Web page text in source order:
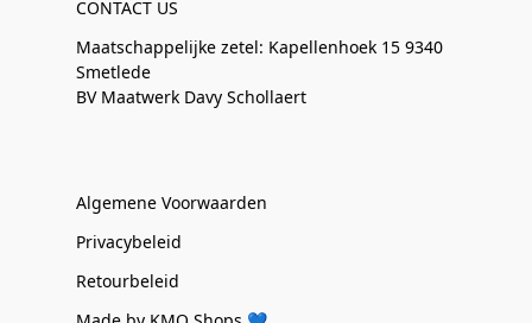
CONTACT US
Maatschappelijke zetel: Kapellenhoek 15 9340
Smetlede
BV Maatwerk Davy Schollaert
Algemene Voorwaarden
Privacybeleid
Retourbeleid